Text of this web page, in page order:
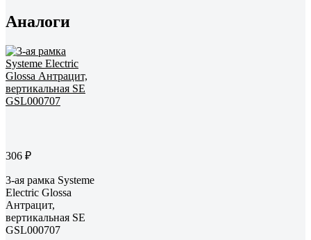
Аналоги
306 ₽
3-ая рамка Systeme
Electric Glossa
Антрацит,
вертикальная SE
GSL000707